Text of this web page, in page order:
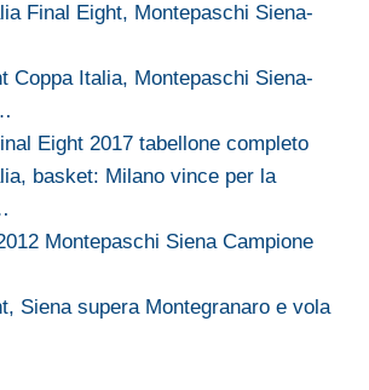
Final Eight, Montepaschi Siena-
Coppa Italia, Montepaschi Siena-
Eight 2017 tabellone completo
basket: Milano vince per la
Montepaschi Siena Campione
Siena supera Montegranaro e vola